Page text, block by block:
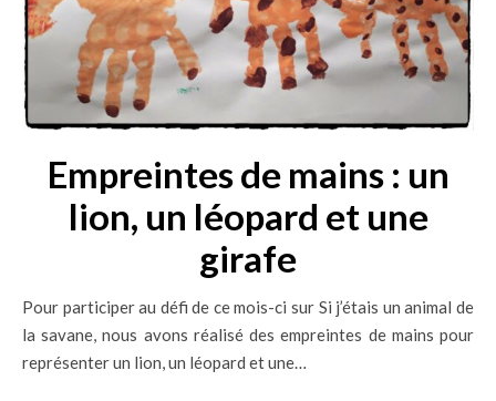
Empreintes de mains : un
lion, un léopard et une
girafe
Pour participer au défi de ce mois-ci sur Si j’étais un animal de
la savane, nous avons réalisé des empreintes de mains pour
représenter un lion, un léopard et une…